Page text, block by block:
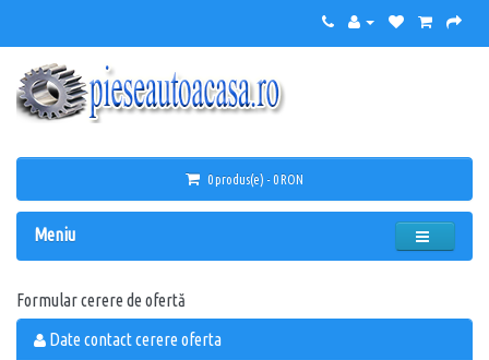
0 produs(e) - 0 RON
Meniu
Formular cerere de ofertă
Date contact cerere oferta